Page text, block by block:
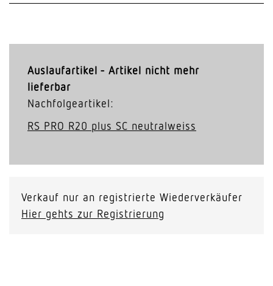
Auslaufartikel - Artikel nicht mehr
lieferbar
Nachfolgeartikel:
RS PRO R20 plus SC neutralweiss
Verkauf nur an registrierte Wiederverkäufer
Hier gehts zur Registrierung